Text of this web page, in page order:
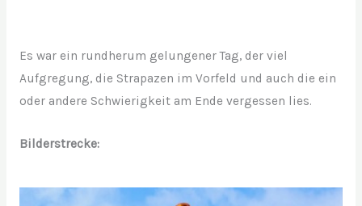
Es war ein rundherum gelungener Tag, der viel
Aufgregung, die Strapazen im Vorfeld und auch die ein
oder andere Schwierigkeit am Ende vergessen lies.
Bilderstrecke: